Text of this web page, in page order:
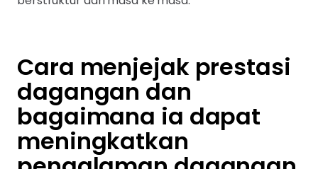
Cara menjejak prestasi
dagangan dan
bagaimana ia dapat
meningkatkan